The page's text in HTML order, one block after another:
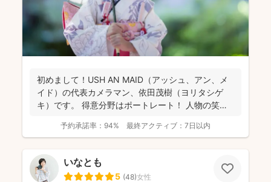
初めまして！USH AN MAID（アッシュ、アン、メ
イド）の代表カメラマン、依田茂樹（ヨリタシゲ
キ）です。 得意分野はポートレート！ 人物の笑顔
予約承諾率： 94% 最終アクティブ： 7日以内
いなとも
5 (48)女性